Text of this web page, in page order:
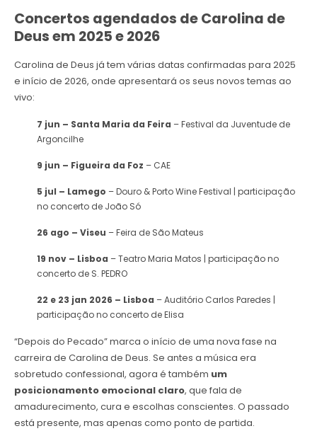
Concertos agendados de Carolina de
Deus em 2025 e 2026
Carolina de Deus já tem várias datas confirmadas para 2025
e início de 2026, onde apresentará os seus novos temas ao
vivo:
7 jun – Santa Maria da Feira – Festival da Juventude de
Argoncilhe
9 jun – Figueira da Foz – CAE
5 jul – Lamego – Douro & Porto Wine Festival | participação
no concerto de João Só
26 ago – Viseu – Feira de São Mateus
19 nov – Lisboa – Teatro Maria Matos | participação no
concerto de S. PEDRO
22 e 23 jan 2026 – Lisboa – Auditório Carlos Paredes |
participação no concerto de Elisa
“Depois do Pecado” marca o início de uma nova fase na
carreira de Carolina de Deus. Se antes a música era
sobretudo confessional, agora é também um
posicionamento emocional claro, que fala de
amadurecimento, cura e escolhas conscientes. O passado
está presente, mas apenas como ponto de partida.